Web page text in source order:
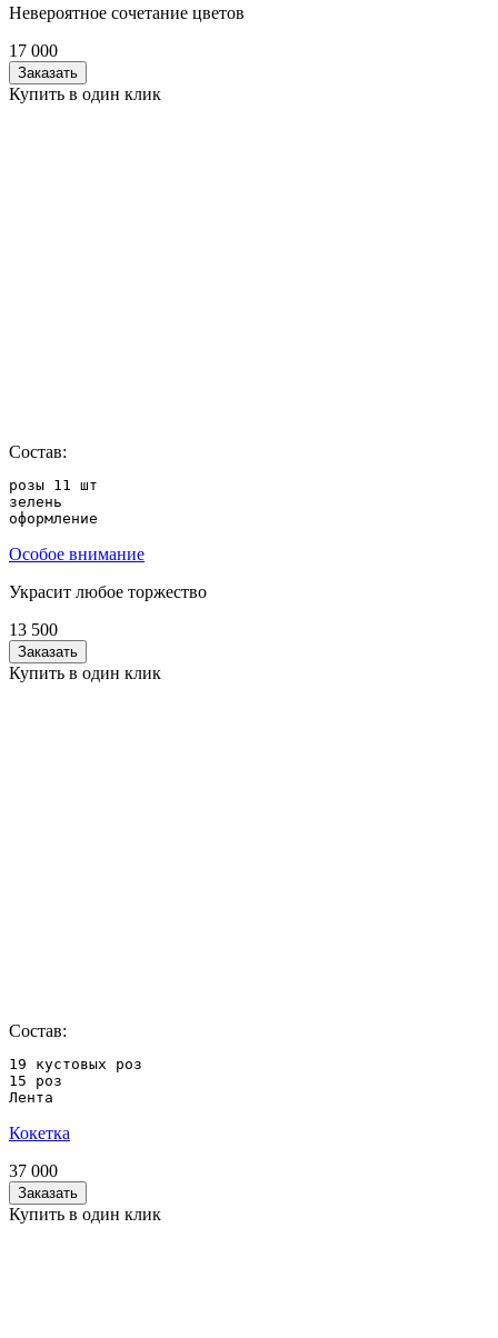
Невероятное сочетание цветов
17 000
Заказать
Купить в один клик
Состав:
розы 11 шт
зелень
оформление
Особое внимание
Украсит любое торжество
13 500
Заказать
Купить в один клик
Состав:
19 кустовых роз
15 роз
Лента
Кокетка
37 000
Заказать
Купить в один клик